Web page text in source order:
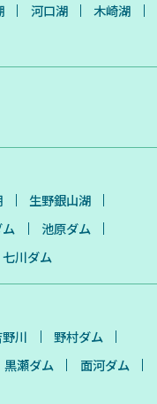
河口湖
木崎湖
生野銀山湖
池原ダム
七川ダム
川
野村ダム
黒瀬ダム
面河ダム